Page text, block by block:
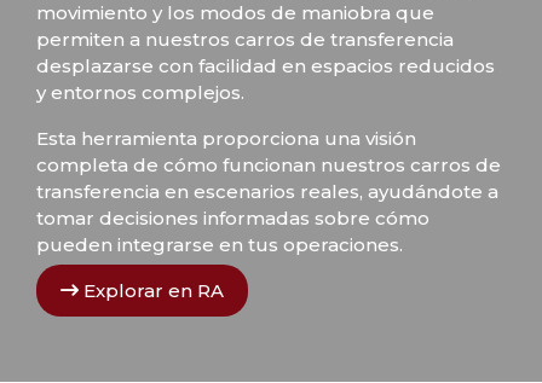
movimiento y los modos de maniobra que
permiten a nuestros carros de transferencia
desplazarse con facilidad en espacios reducidos
y entornos complejos.
Esta herramienta proporciona una visión
completa de cómo funcionan nuestros carros de
transferencia en escenarios reales, ayudándote a
tomar decisiones informadas sobre cómo
pueden integrarse en tus operaciones.
Explorar en RA